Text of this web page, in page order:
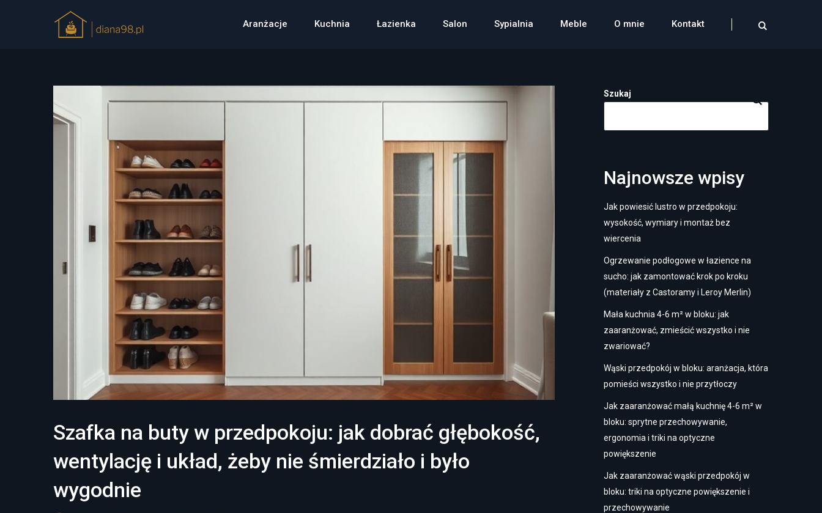
Aranżacje Kuchnia Łazienka Salon Sypialnia Meble O mnie Kontakt
Szafka na buty w przedpokoju: jak dobrać głębokość,
wentylację i układ, żeby nie śmierdziało i było
wygodnie
Szukaj
Najnowsze wpisy
Jak powiesić lustro w przedpokoju:
wysokość, wymiary i montaż bez
wiercenia
Ogrzewanie podłogowe w łazience na
sucho: jak zamontować krok po kroku
(materiały z Castoramy i Leroy Merlin)
Mała kuchnia 4-6 m² w bloku: jak
zaaranżować, zmieścić wszystko i nie
zwariować?
Wąski przedpokój w bloku: aranżacja, która
pomieści wszystko i nie przytłoczy
Jak zaaranżować małą kuchnię 4-6 m² w
bloku: sprytne przechowywanie,
ergonomia i triki na optyczne
powiększenie
Jak zaaranżować wąski przedpokój w
bloku: triki na optyczne powiększenie i
przechowywanie